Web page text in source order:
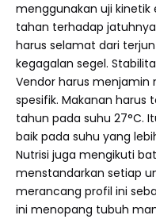
menggunakan uji kinetik
tahan terhadap jatuhnya
harus selamat dari
kegagalan segel.
Vendor harus
spesifik. Makanan
tahun pada suhu 27°C.
baik pada suhu yang
Nutrisi juga mengikuti
menstandarkan setiap
merancang profil ini
ini menopang tubuh